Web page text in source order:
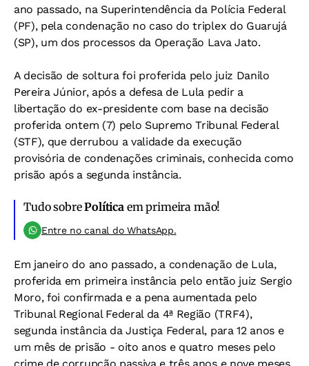
ano passado, na Superintendência da Polícia Federal
(PF), pela condenação no caso do triplex do Guarujá
(SP), um dos processos da Operação Lava Jato.
A decisão de soltura foi proferida pelo juiz Danilo
Pereira Júnior, após a defesa de Lula pedir a
libertação do ex-presidente com base na decisão
proferida ontem (7) pelo Supremo Tribunal Federal
(STF), que derrubou a validade da execução
provisória de condenações criminais, conhecida como
prisão após a segunda instância.
Tudo sobrePolítica em primeira mão!
Entre no canal do WhatsApp.
Em janeiro do ano passado, a condenação de Lula,
proferida em primeira instância pelo então juiz Sergio
Moro, foi confirmada e a pena aumentada pelo
Tribunal Regional Federal da 4ª Região (TRF4),
segunda instância da Justiça Federal, para 12 anos e
um mês de prisão - oito anos e quatro meses pelo
crime de corrupção passiva e três anos e nove meses